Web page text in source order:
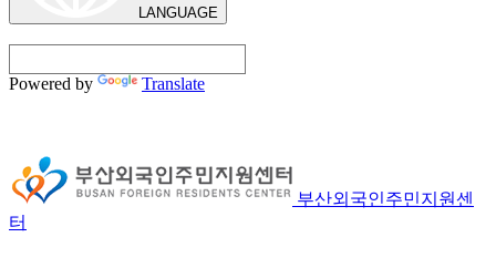
LANGUAGE
Powered by Translate
부산외국인주민지원센
터